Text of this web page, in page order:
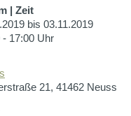
| Zeit
bis 03.11.2019
- 17:00 Uhr
21, 41462 Neuss